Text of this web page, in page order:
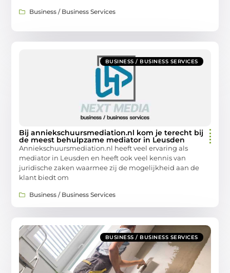
Business / Business Services
BUSINESS / BUSINESS SERVICES
Bij anniekschuursmediation.nl kom je terecht bij
de meest behulpzame mediator in Leusden
Anniekschuursmediation.nl heeft veel ervaring als
mediator in Leusden en heeft ook veel kennis van
juridische zaken waarmee zij de mogelijkheid aan de
klant biedt om
Business / Business Services
BUSINESS / BUSINESS SERVICES